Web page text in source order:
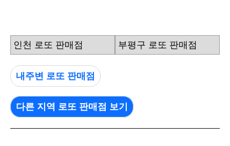
인천 로또 판매점 부평구 로또 판매점
내주변 로또 판매점
다른 지역 로또 판매점 보기